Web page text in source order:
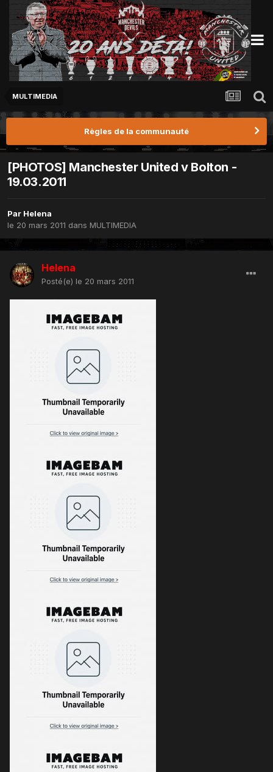
MULTIMEDIA
Règles de la communauté
[PHOTOS] Manchester United v Bolton -
19.03.2011
Par Helena
le 20 mars 2011 dans MULTIMEDIA
Helena
Posté(e) le 20 mars 2011